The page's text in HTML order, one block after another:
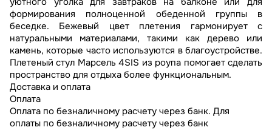
формирования полноценной обеденной группы в
беседке. Бежевый цвет плетения гармонирует с
натуральными материалами, такими как дерево или
камень, которые часто используются в благоустройстве.
Плетеный стул Марсель 4SIS из роупа помогает сделать
пространство для отдыха более функциональным.
Доставка и оплата
Оплата
Оплата по безналичному расчету через банк. Для
оплаты по безналичному расчету через банк